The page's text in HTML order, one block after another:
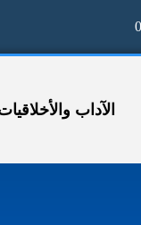
الآداب واﻷخلاقيات